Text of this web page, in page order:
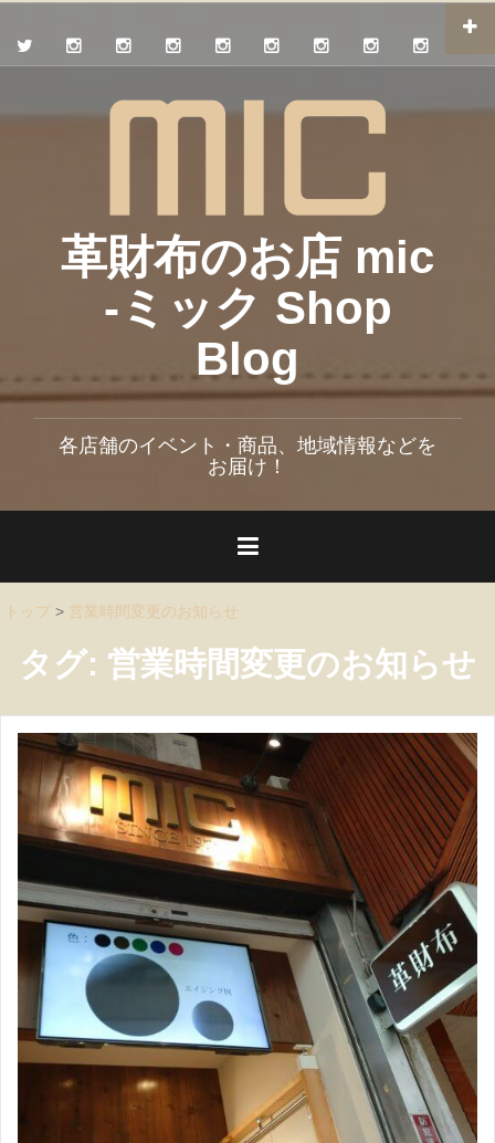
革財布のお店 mic
-ミック Shop
Blog
各店舗のイベント・商品、地域情報などを
お届け！
トップ > 営業時間変更のお知らせ
タグ: 営業時間変更のお知らせ